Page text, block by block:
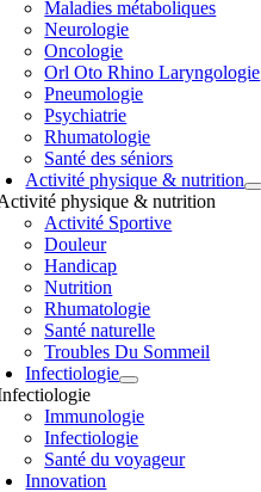
Maladies métaboliques
Neurologie
Oncologie
Orl Oto Rhino Laryngologie
Pneumologie
Psychiatrie
Rhumatologie
Santé des séniors
Activité physique & nutrition
physique & nutrition
Activité Sportive
Douleur
Handicap
Nutrition
Rhumatologie
Santé naturelle
Troubles Du Sommeil
Infectiologie
Immunologie
Infectiologie
Santé du voyageur
Innovation